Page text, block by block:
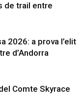
de trail entre
2026: a prova l’elit
d’Andorra
Comte Skyrace